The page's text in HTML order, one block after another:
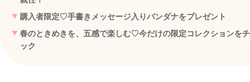
購入者限定♡手書きメッセージ入りバンダナをプレゼント
春のときめきを、五感で楽しむ♡今だけの限定コレクションを
ック